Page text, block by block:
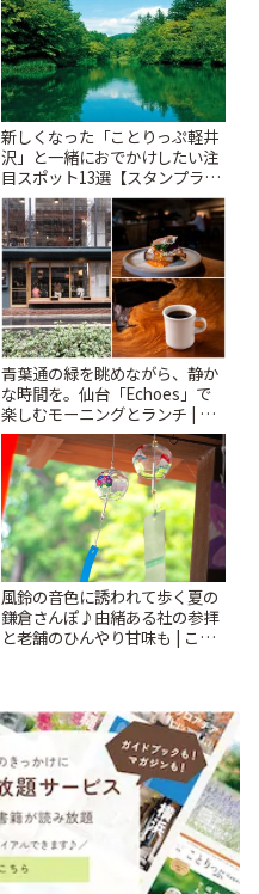
新しくなった「ことりっぷ軽井
沢」と一緒におでかけしたい注
目スポット13選【スタンプラリ
ー開催中】 | ことりっぷ
青葉通の緑を眺めながら、静か
な時間を。仙台「Echoes」で
楽しむモーニングとランチ | こ
とりっぷ
風鈴の音色に誘われて歩く夏の
鎌倉さんぽ♪由緒ある社の参拝
と老舗のひんやり甘味も | こと